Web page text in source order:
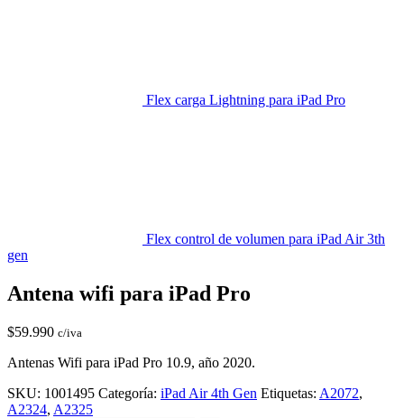
Flex carga Lightning para iPad Pro
Flex control de volumen para iPad Air 3th
gen
Antena wifi para iPad Pro
$59.990 c/iva
Antenas Wifi para iPad Pro 10.9, año 2020.
SKU: 1001495 Categoría: iPad Air 4th Gen Etiquetas: A2072,
A2324, A2325